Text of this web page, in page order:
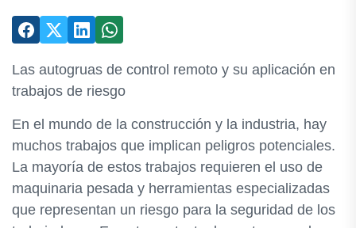
Las autogruas de control remoto y su aplicación en
trabajos de riesgo
En el mundo de la construcción y la industria, hay
muchos trabajos que implican peligros potenciales.
La mayoría de estos trabajos requieren el uso de
maquinaria pesada y herramientas especializadas
que representan un riesgo para la seguridad de los